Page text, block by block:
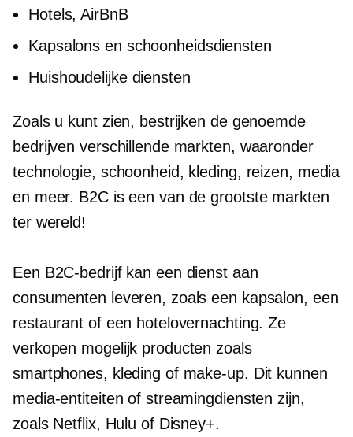
Hotels, AirBnB
Kapsalons en schoonheidsdiensten
Huishoudelijke diensten
Zoals u kunt zien, bestrijken de genoemde
bedrijven verschillende markten, waaronder
technologie, schoonheid, kleding, reizen, media
en meer. B2C is een van de grootste markten
ter wereld!
Een B2C-bedrijf kan een dienst aan
consumenten leveren, zoals een kapsalon, een
restaurant of een hotelovernachting. Ze
verkopen mogelijk producten zoals
smartphones, kleding of make-up. Dit kunnen
media-entiteiten of streamingdiensten zijn,
zoals Netflix, Hulu of Disney+.